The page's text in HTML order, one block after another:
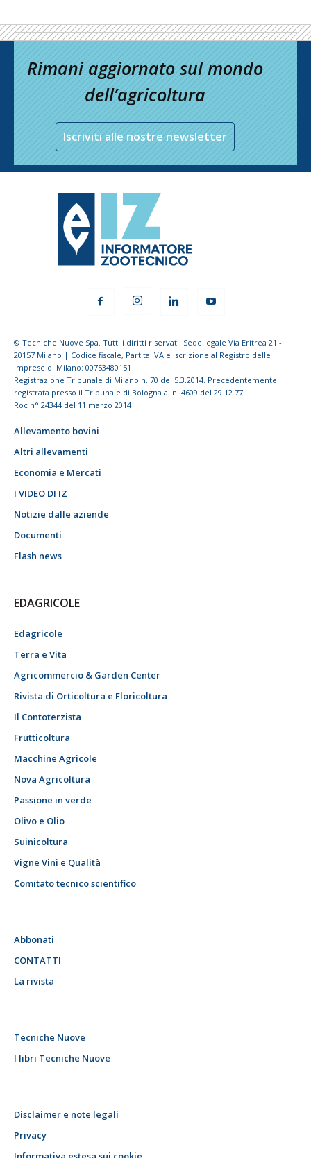
Rimani aggiornato sul mondo
dell’agricoltura
Iscriviti alle nostre newsletter
© Tecniche Nuove Spa. Tutti i diritti riservati. Sede legale Via Eritrea 21 -
20157 Milano | Codice fiscale, Partita IVA e Iscrizione al Registro delle
imprese di Milano: 00753480151
Registrazione Tribunale di Milano n. 70 del 5.3.2014. Precedentemente
registrata presso il Tribunale di Bologna al n. 4609 del 29.12.77
Roc n° 24344 del 11 marzo 2014
Allevamento bovini
Altri allevamenti
Economia e Mercati
I VIDEO DI IZ
Notizie dalle aziende
Documenti
Flash news
EDAGRICOLE
Edagricole
Terra e Vita
Agricommercio & Garden Center
Rivista di Orticoltura e Floricoltura
Il Contoterzista
Frutticoltura
Macchine Agricole
Nova Agricoltura
Passione in verde
Olivo e Olio
Suinicoltura
Vigne Vini e Qualità
Comitato tecnico scientifico
Abbonati
CONTATTI
La rivista
Tecniche Nuove
I libri Tecniche Nuove
Disclaimer e note legali
Privacy